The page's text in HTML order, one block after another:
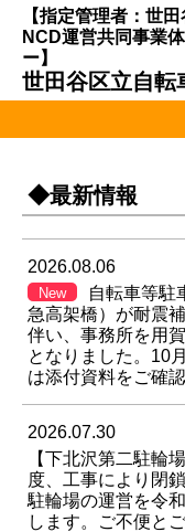
【指定管理者：世
NCD運営共同事業
ー】
世田谷区立自転
◆最新情報
2026.08.06
New
自転車等駐
急高架橋）が耐震
伴い、事務所を用
となりました。10
は添付資料をご確
2026.07.30
【下北沢第二駐輪
度、工事により閉
駐輪場の運営を令
します。ご不便と